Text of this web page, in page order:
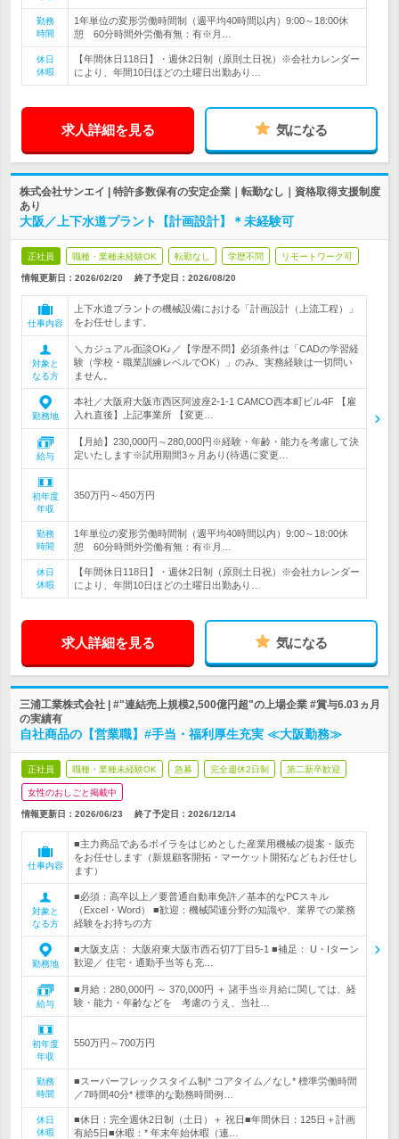
勤務
時間
1年単位の変形労働時間制（週平均40時間以内）9:00～18:00休
憩 60分時間外労働有無：有※月…
休日
休暇
【年間休日118日】・週休2日制（原則土日祝）※会社カレンダー
により、年間10日ほどの土曜日出勤あり…
求人詳細を見る 気になる
株式会社サンエイ | 特許多数保有の安定企業｜転勤なし｜資格取得支援制度
あり
大阪／上下水道プラント【計画設計】＊未経験可
正社員 職種・業種未経験OK 転勤なし 学歴不問 リモートワーク可
情報更新日：2026/02/20 終了予定日： 2026/08/20
仕事内容
上下水道プラントの機械設備における「計画設計（上流工程）」
をお任せします。
対象と
なる方
＼カジュアル面談OK♪／【学歴不問】必須条件は「CADの学習経
験（学校・職業訓練レベルでOK）」のみ。実務経験は一切問い
ません。
勤務地
本社／大阪府大阪市西区阿波座2-1-1 CAMCO西本町ビル4F 【雇
入れ直後】上記事業所 【変更…
給与
【月給】230,000円～280,000円※経験・年齢・能力を考慮して決
定いたします※試用期間3ヶ月あり(待遇に変更…
初年度
年収
350万円～450万円
勤務
時間
1年単位の変形労働時間制（週平均40時間以内）9:00～18:00休
憩 60分時間外労働有無：有※月…
休日
休暇
【年間休日118日】・週休2日制（原則土日祝）※会社カレンダー
により、年間10日ほどの土曜日出勤あり…
求人詳細を見る 気になる
三浦工業株式会社 | #"連結売上規模2,500億円超"の上場企業 #賞与6.03ヵ月
の実績有
自社商品の【営業職】#手当・福利厚生充実 ≪大阪勤務≫
正社員 職種・業種未経験OK 急募 完全週休2日制 第二新卒歓迎
女性のおしごと掲載中
情報更新日：2026/06/23 終了予定日： 2026/12/14
仕事内容
■主力商品であるボイラをはじめとした産業用機械の提案・販売
をお任せします（新規顧客開拓・マーケット開拓などもお任せし
ます）
対象と
なる方
■必須：高卒以上／要普通自動車免許／基本的なPCスキル
（Excel・Word） ■歓迎：機械関連分野の知識や、業界での業務
経験をお持ちの方
勤務地
■大阪支店： 大阪府東大阪市西石切7丁目5-1 ■補足： U・Iターン
歓迎／ 住宅・通勤手当等も充…
給与
■月給：280,000円 ～ 370,000円 ＋ 諸手当※月給に関しては、経
験・能力・年齢などを 考慮のうえ、当社…
初年度
年収
550万円～700万円
勤務
時間
■スーパーフレックスタイム制* コアタイム／なし* 標準労働時間
／7時間40分* 標準的な勤務時間例…
休日
休暇
■休日：完全週休2日制（土日）＋ 祝日■年間休日：125日＋計画
有給5日■休暇：* 年末年始休暇（連…